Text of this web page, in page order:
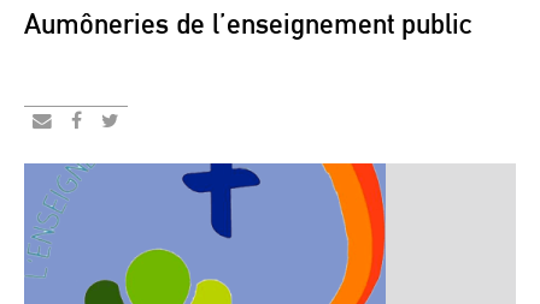
Aumôneries de l’enseignement public